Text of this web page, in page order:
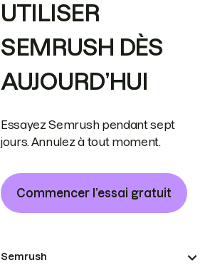
UTILISER
SEMRUSH DÈS
AUJOURD’HUI
Essayez Semrush pendant sept
jours. Annulez à tout moment.
Commencer l’essai gratuit
Semrush